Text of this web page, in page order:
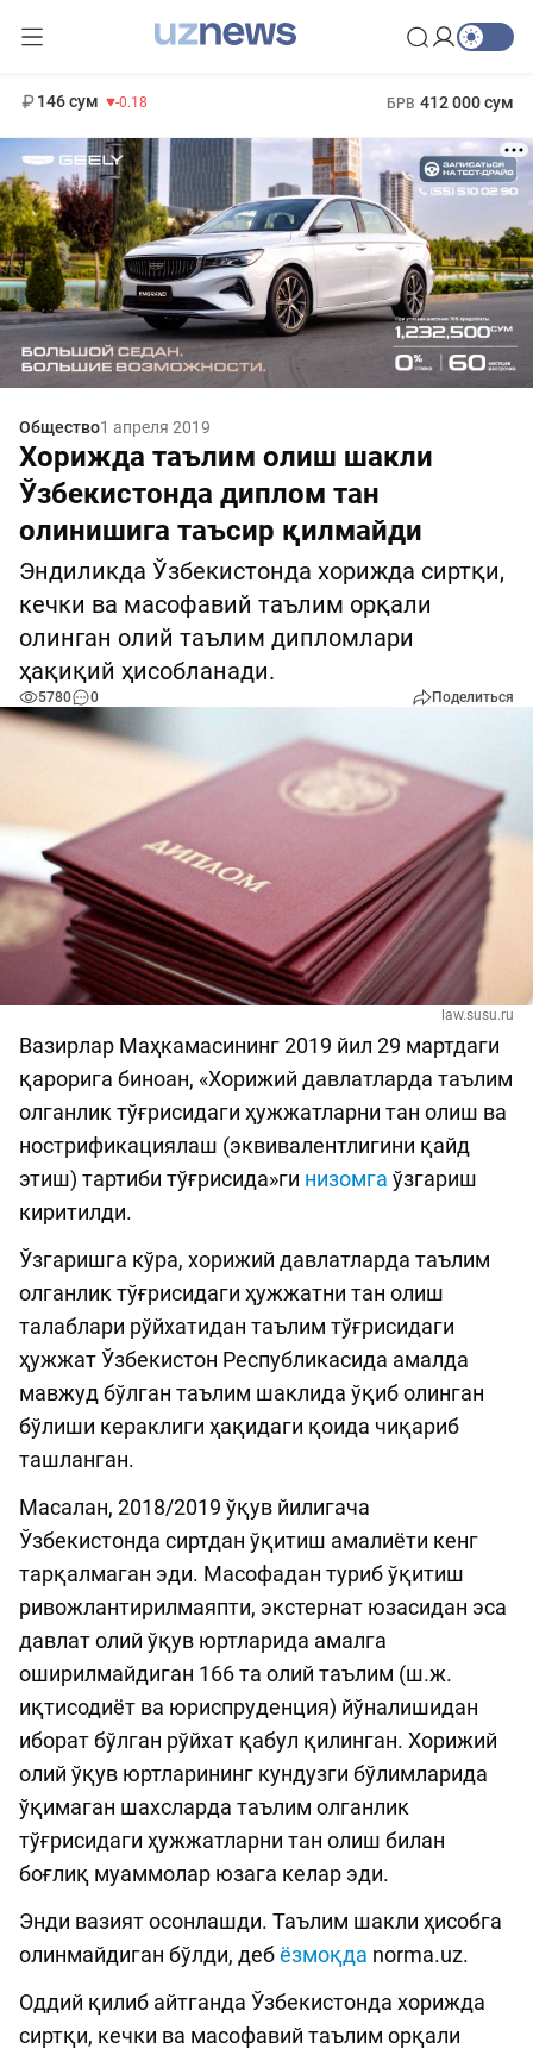
146 сум -0.18 БРВ 412 000 сум
Общество1 апреля 2019
Хорижда таълим олиш шакли
Ўзбекистонда диплом тан
олинишига таъсир қилмайди
Эндиликда Ўзбекистонда хорижда сиртқи,
кечки ва масофавий таълим орқали
олинган олий таълим дипломлари
ҳақиқий ҳисобланади.
5780 0 Поделиться
law.susu.ru
Вазирлар Маҳкамасининг 2019 йил 29 мартдаги
қарорига биноан, «Хорижий давлатларда таълим
олганлик тўғрисидаги ҳужжатларни тан олиш ва
нострификациялаш (эквивалентлигини қайд
этиш) тартиби тўғрисида»ги низомга ўзгариш
киритилди.
Ўзгаришга кўра, хорижий давлатларда таълим
олганлик тўғрисидаги ҳужжатни тан олиш
талаблари рўйхатидан таълим тўғрисидаги
ҳужжат Ўзбекистон Республикасида амалда
мавжуд бўлган таълим шаклида ўқиб олинган
бўлиши кераклиги ҳақидаги қоида чиқариб
ташланган.
Масалан, 2018/2019 ўқув йилигача
Ўзбекистонда сиртдан ўқитиш амалиёти кенг
тарқалмаган эди. Масофадан туриб ўқитиш
ривожлантирилмаяпти, экстернат юзасидан эса
давлат олий ўқув юртларида амалга
оширилмайдиган 166 та олий таълим (ш.ж.
иқтисодиёт ва юриспруденция) йўналишидан
иборат бўлган рўйхат қабул қилинган. Хорижий
олий ўқув юртларининг кундузги бўлимларида
ўқимаган шахсларда таълим олганлик
тўғрисидаги ҳужжатларни тан олиш билан
боғлиқ муаммолар юзага келар эди.
Энди вазият осонлашди. Таълим шакли ҳисобга
олинмайдиган бўлди, дебёзмоқда norma.uz.
Оддий қилиб айтганда Ўзбекистонда хорижда
сиртқи, кечки ва масофавий таълим орқали